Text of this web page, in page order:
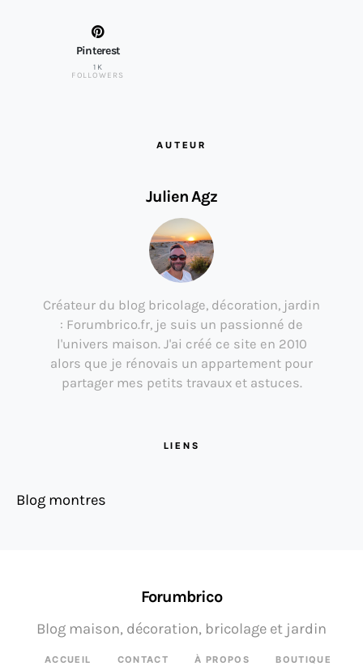
Pinterest
1K
FOLLOWERS
AUTEUR
Julien Agz
Créateur du blog bricolage, décoration, jardin
: Forumbrico.fr, je suis un passionné de
l'univers maison. J'ai créé ce site en 2010
alors que je rénovais un appartement pour
partager mes petits travaux et astuces.
LIENS
Blog montres
Forumbrico
ACCUEIL CONTACT À PROPOS BOUTIQUE
Blog maison, décoration, bricolage et jardin